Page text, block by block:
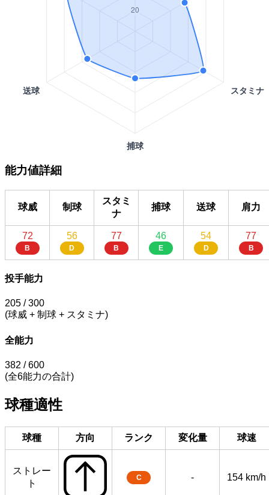
能力値詳細
球威 制球
スタミ
ナ
捕球 送球 肩力
72
B
56
D
77
B
46
E
54
D
77
B
投手能力
205 / 300
(球威 + 制球 + スタミナ)
全能力
382 / 600
(全6能力の合計)
球種適性
球種 方向 ランク 変化量 球速
ストレー
ト
C - 154 km/h